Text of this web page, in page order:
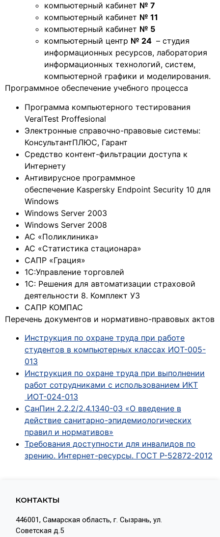
компьютерный кабинет № 7
компьютерный кабинет № 11
компьютерный кабинет № 5
компьютерный центр № 24 – студия
информационных ресурсов, лаборатория
информационных технологий, систем,
компьютерной графики и моделирования.
Программное обеспечение учебного процесса
Программа компьютерного тестирования
VeralTest Proffesional
Электронные справочно-правовые системы:
КонсультантПЛЮС, Гарант
Средство контент-фильтрации доступа к
Интернету
Антивирусное программное
обеспечение Kaspersky Endpoint Security 10 для
Windows
Windows Server 2003
Windows Server 2008
АС «Поликлиника»
АС «Статистика стационара»
САПР «Грация»
1С:Управление торговлей
1С: Решения для автоматизации страховой
деятельности 8. Комплект УЗ
САПР КОМПАС
Перечень документов и нормативно-правовых актов
Инструкция по охране труда при работе
студентов в компьютерных классах ИОТ-005-
013
Инструкция по охране труда при выполнении
работ сотрудниками с использованием ИКТ
ИОТ-024-013
СанПин 2.2.2/2.4.1340-03 «О введение в
действие санитарно-эпидемиологических
правил и нормативов»
Требования доступности для инвалидов по
зрению. Интернет-ресурсы. ГОСТ Р-52872-2012
КОНТАКТЫ
446001, Самарская область, г. Сызрань, ул.
Советская д.5